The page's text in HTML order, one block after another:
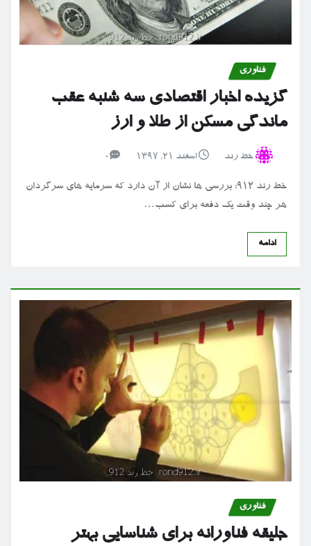
فناوری
گزیده اخبار اقتصادی سه شنبه عقب
ماندگی مسکن از طلا و ارز
خط رند اسفند ۲۱, ۱۳۹۷ 0
خط رند ۹۱۲: بررسی ها نشان از آن دارد که سرمایه های سرگردان
هر چند وقت یک دفعه برای کسب…
ادامه
فناوری
جلیقه فناورانه برای شناسایی بهتر